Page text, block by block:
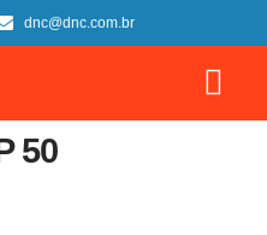
dnc@dnc.com.br
50